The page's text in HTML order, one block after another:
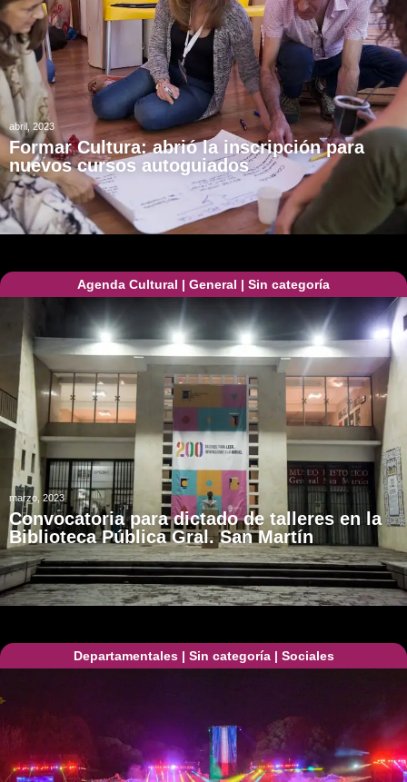
abril, 2023
Formar Cultura: abrió la inscripción para
nuevos cursos autoguiados
Agenda Cultural | General | Sin categoría
marzo, 2023
Convocatoria para dictado de talleres en la
Biblioteca Pública Gral. San Martín
Departamentales| Sin categoría| Sociales